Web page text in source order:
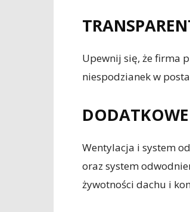
Upewnij się, że firma
niespodzianek w
Wentylacja i system
oraz system
żywotności dachu i